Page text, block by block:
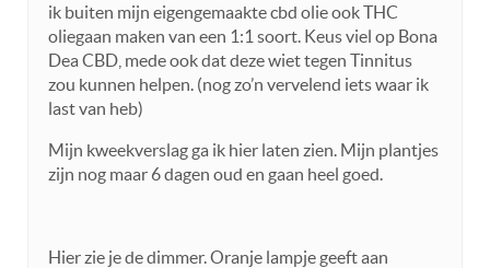
ik buiten mijn eigengemaakte cbd olie ook THC
oliegaan maken van een 1:1 soort. Keus viel op Bona
Dea CBD, mede ook dat deze wiet tegen Tinnitus
zou kunnen helpen. (nog zo’n vervelend iets waar ik
last van heb)
Mijn kweekverslag ga ik hier laten zien. Mijn plantjes
zijn nog maar 6 dagen oud en gaan heel goed.
Hier zie je de dimmer. Oranje lampje geeft aan